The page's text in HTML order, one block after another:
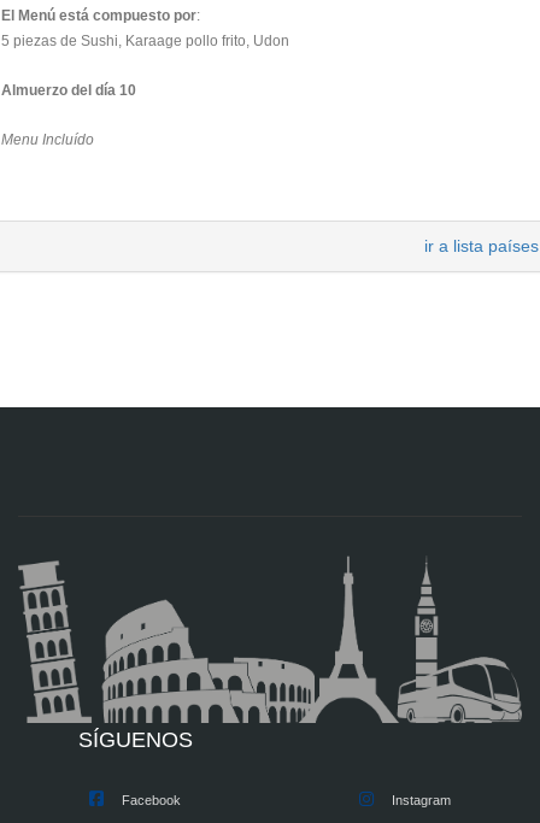
El Menú está compuesto por:
5 piezas de Sushi, Karaage pollo frito, Udon
Almuerzo del día 10
Menu Incluído
ir a lista países
SÍGUENOS
Facebook Instagram